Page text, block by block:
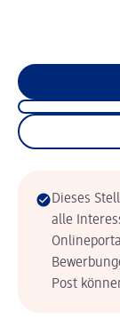
Dieses
alle
Post